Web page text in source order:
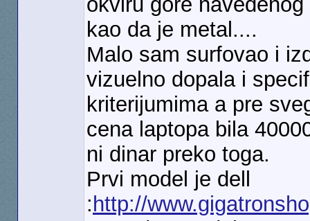
kao da je metal....
Malo sam surfovao i
vizuelno dopala i
kriterijumima a pre
cena laptopa bila
ni dinar preko toga.
Prvi model je dell
: http://